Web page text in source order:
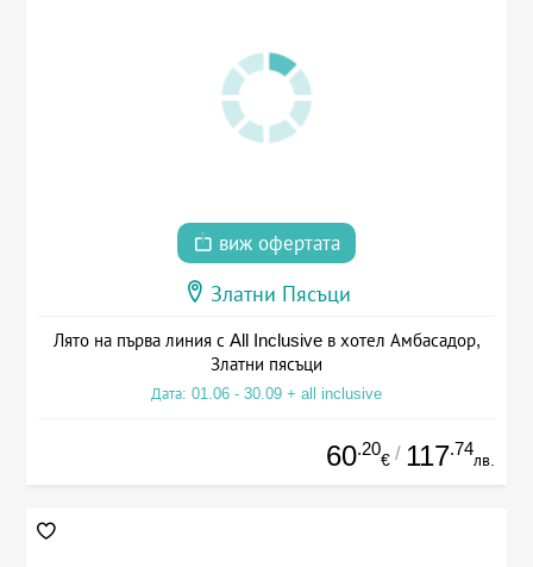
виж офертата
Златни Пясъци
Лято на първа линия с All Inclusive в хотел Амбасадор,
Златни пясъци
Дата: 01.06 - 30.09 + all inclusive
60.20
€ / 117.74
лв.